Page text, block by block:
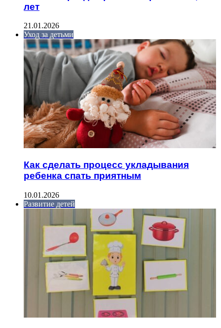
лет
21.01.2026
Уход за детьми
Как сделать процесс укладывания
ребенка спать приятным
10.01.2026
Развитие детей